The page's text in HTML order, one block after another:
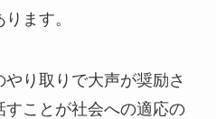
ます。
り取りで大声が奨励さ
ことが社会への適応の